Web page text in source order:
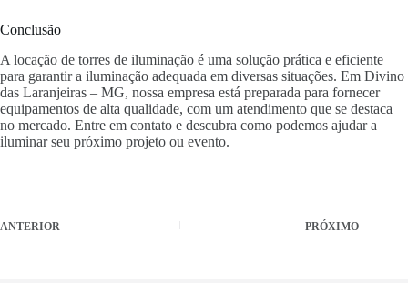
Conclusão
A locação de torres de iluminação é uma solução prática e eficiente
para garantir a iluminação adequada em diversas situações. Em Divino
das Laranjeiras – MG, nossa empresa está preparada para fornecer
equipamentos de alta qualidade, com um atendimento que se destaca
no mercado. Entre em contato e descubra como podemos ajudar a
iluminar seu próximo projeto ou evento.
ANTERIOR PRÓXIMO